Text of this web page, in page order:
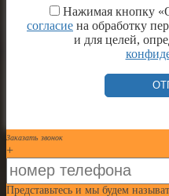
Нажимая кнопку
согласие на обработку
и для целей,
Заказать звонок
+
Представьтесь и мы будем